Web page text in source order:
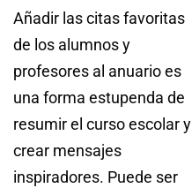
Añadir las citas favoritas
de los alumnos y
profesores al anuario es
una forma estupenda de
resumir el curso escolar y
crear mensajes
inspiradores. Puede ser